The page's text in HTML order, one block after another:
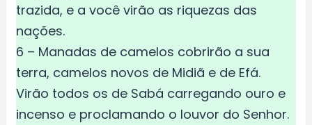
trazida, e a você virão as riquezas das
nações.
6 – Manadas de camelos cobrirão a sua
terra, camelos novos de Midiã e de Efá.
Virão todos os de Sabá carregando ouro e
incenso e proclamando o louvor do Senhor.